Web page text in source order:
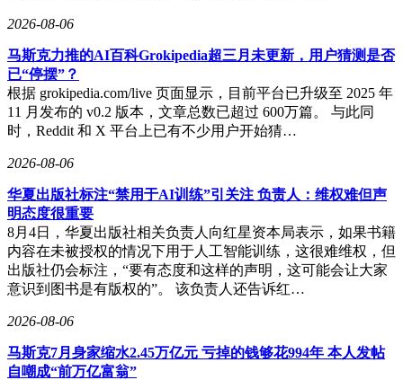
2026-08-06
马斯克力推的AI百科Grokipedia超三月未更新，用户猜测是否
已“停摆”？
根据 grokipedia.com/live 页面显示，目前平台已升级至 2025 年
11 月发布的 v0.2 版本，文章总数已超过 600万篇。 与此同
时，Reddit 和 X 平台上已有不少用户开始猜…
2026-08-06
华夏出版社标注“禁用于AI训练”引关注 负责人：维权难但声
明态度很重要
8月4日，华夏出版社相关负责人向红星资本局表示，如果书籍
内容在未被授权的情况下用于人工智能训练，这很难维权，但
出版社仍会标注，“要有态度和这样的声明，这可能会让大家
意识到图书是有版权的”。 该负责人还告诉红…
2026-08-06
马斯克7月身家缩水2.45万亿元 亏掉的钱够花994年 本人发帖
自嘲成“前万亿富翁”